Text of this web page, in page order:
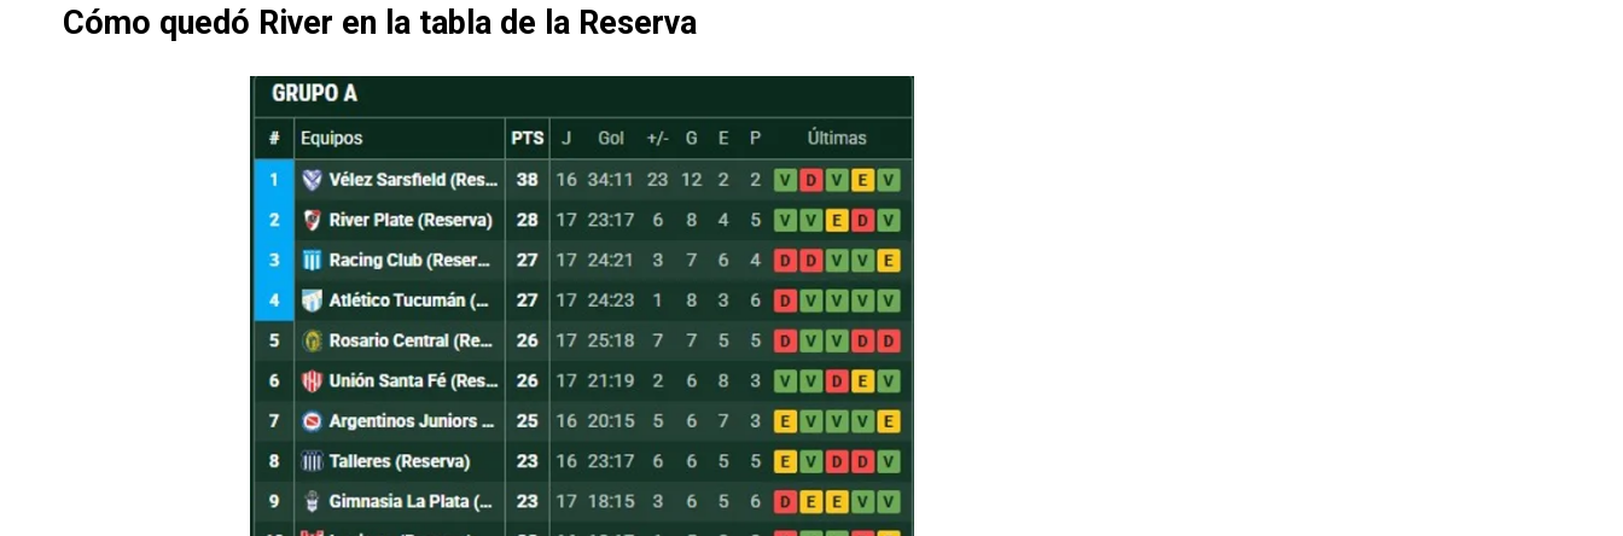
Cómo quedó River en la tabla de la Reserva